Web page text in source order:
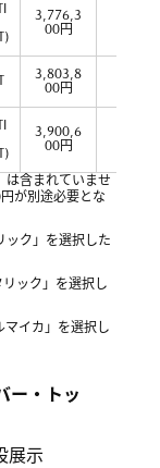
3,776,3
00円
3,803,8
00円
3,900,6
00円
は含まれていませ
が別途必要とな
ック」を選択した
ック」を選択し
マイカ」を選択し
ー・トッ
展示